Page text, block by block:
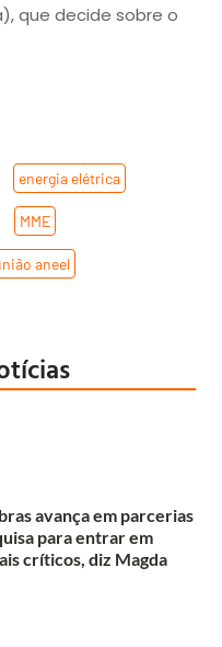
que decide sobre o
energia elétrica
MME
aneel
avança em parcerias
para entrar em
críticos, diz Magda